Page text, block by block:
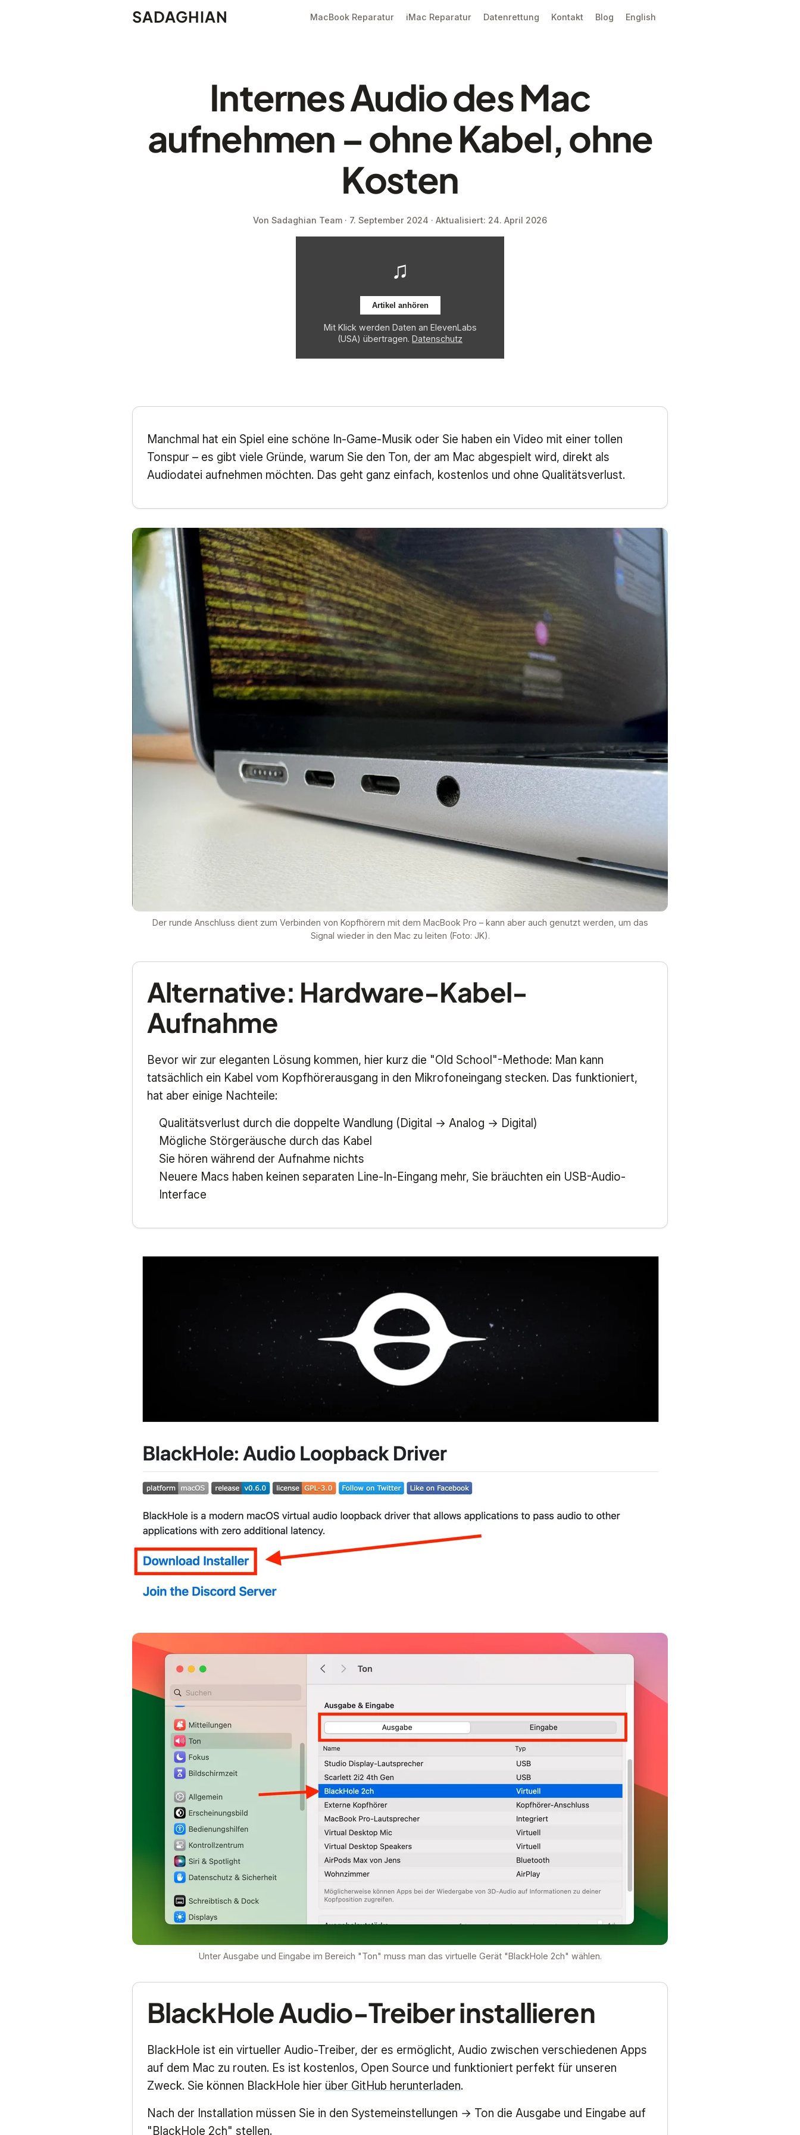
SADAGHIAN MacBook Reparatur iMac Reparatur Datenrettung Kontakt Blog English
Internes Audio des Mac
aufnehmen – ohne Kabel, ohne
Kosten
Von Sadaghian Team · 7. September 2024 · Aktualisiert: 24. April 2026
♫
Artikel anhören
Mit Klick werden Daten an ElevenLabs
(USA) übertragen. Datenschutz
Einführung
Manchmal hat ein Spiel eine schöne In-Game-Musik oder Sie haben ein Video mit einer tollen
Tonspur – es gibt viele Gründe, warum Sie den Ton, der am Mac abgespielt wird, direkt als
Audiodatei aufnehmen möchten. Das geht ganz einfach, kostenlos und ohne Qualitätsverlust.
Der runde Anschluss dient zum Verbinden von Kopfhörern mit dem MacBook Pro – kann aber auch genutzt werden, um das
Signal wieder in den Mac zu leiten (Foto: JK).
Alternative: Hardware-Kabel-
Aufnahme
Bevor wir zur eleganten Lösung kommen, hier kurz die "Old School"-Methode: Man kann
tatsächlich ein Kabel vom Kopfhörerausgang in den Mikrofoneingang stecken. Das funktioniert,
hat aber einige Nachteile:
Qualitätsverlust durch die doppelte Wandlung (Digital → Analog → Digital)
Mögliche Störgeräusche durch das Kabel
Sie hören während der Aufnahme nichts
Neuere Macs haben keinen separaten Line-In-Eingang mehr, Sie bräuchten ein USB-Audio-
Interface
Unter Ausgabe und Eingabe im Bereich "Ton" muss man das virtuelle Gerät "BlackHole 2ch" wählen.
BlackHole Audio-Treiber installieren
BlackHole ist ein virtueller Audio-Treiber, der es ermöglicht, Audio zwischen verschiedenen Apps
auf dem Mac zu routen. Es ist kostenlos, Open Source und funktioniert perfekt für unseren
Zweck. Sie können BlackHole hier über GitHub herunterladen.
Nach der Installation müssen Sie in den Systemeinstellungen → Ton die Ausgabe und Eingabe auf
"BlackHole 2ch" stellen.